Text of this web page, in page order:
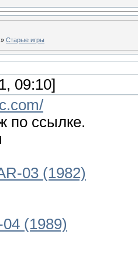
» Старые игры
09:10]
по ссылке.
03 (1982)
(1989)